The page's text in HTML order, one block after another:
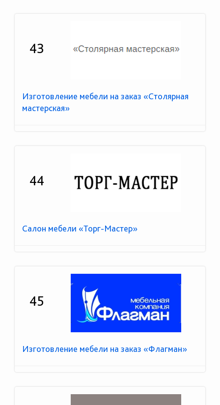
43
Изготовление мебели на заказ «Столярная
мастерская»
44
Салон мебели «Торг-Мастер»
45
Изготовление мебели на заказ «Флагман»